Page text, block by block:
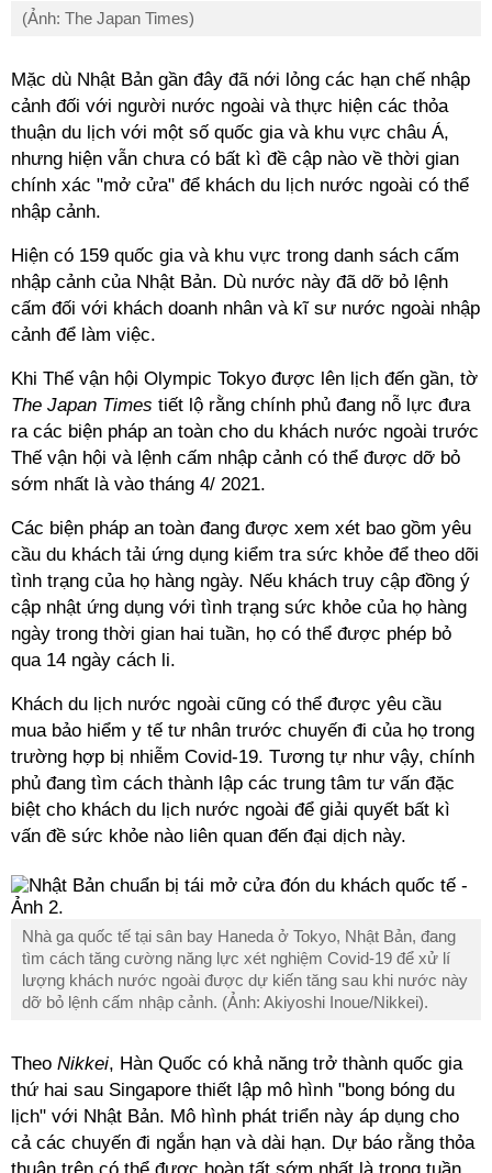
(Ảnh: The Japan Times)
Mặc dù Nhật Bản gần đây đã nới lỏng các hạn chế nhập
cảnh đối với người nước ngoài và thực hiện các thỏa
thuận du lịch với một số quốc gia và khu vực châu Á,
nhưng hiện vẫn chưa có bất kì đề cập nào về thời gian
chính xác "mở cửa" để khách du lịch nước ngoài có thể
nhập cảnh.
Hiện có 159 quốc gia và khu vực trong danh sách cấm
nhập cảnh của Nhật Bản. Dù nước này đã dỡ bỏ lệnh
cấm đối với khách doanh nhân và kĩ sư nước ngoài nhập
cảnh để làm việc.
Khi Thế vận hội Olympic Tokyo được lên lịch đến gần, tờ
The Japan Times tiết lộ rằng chính phủ đang nỗ lực đưa
ra các biện pháp an toàn cho du khách nước ngoài trước
Thế vận hội và lệnh cấm nhập cảnh có thể được dỡ bỏ
sớm nhất là vào tháng 4/ 2021.
Các biện pháp an toàn đang được xem xét bao gồm yêu
cầu du khách tải ứng dụng kiểm tra sức khỏe để theo dõi
tình trạng của họ hàng ngày. Nếu khách truy cập đồng ý
cập nhật ứng dụng với tình trạng sức khỏe của họ hàng
ngày trong thời gian hai tuần, họ có thể được phép bỏ
qua 14 ngày cách li.
Khách du lịch nước ngoài cũng có thể được yêu cầu
mua bảo hiểm y tế tư nhân trước chuyến đi của họ trong
trường hợp bị nhiễm Covid-19. Tương tự như vậy, chính
phủ đang tìm cách thành lập các trung tâm tư vấn đặc
biệt cho khách du lịch nước ngoài để giải quyết bất kì
vấn đề sức khỏe nào liên quan đến đại dịch này.
Nhà ga quốc tế tại sân bay Haneda ở Tokyo, Nhật Bản, đang
tìm cách tăng cường năng lực xét nghiệm Covid-19 để xử lí
lượng khách nước ngoài được dự kiến tăng sau khi nước này
dỡ bỏ lệnh cấm nhập cảnh. (Ảnh: Akiyoshi Inoue/Nikkei).
Theo Nikkei, Hàn Quốc có khả năng trở thành quốc gia
thứ hai sau Singapore thiết lập mô hình "bong bóng du
lịch" với Nhật Bản. Mô hình phát triển này áp dụng cho
cả các chuyến đi ngắn hạn và dài hạn. Dự báo rằng thỏa